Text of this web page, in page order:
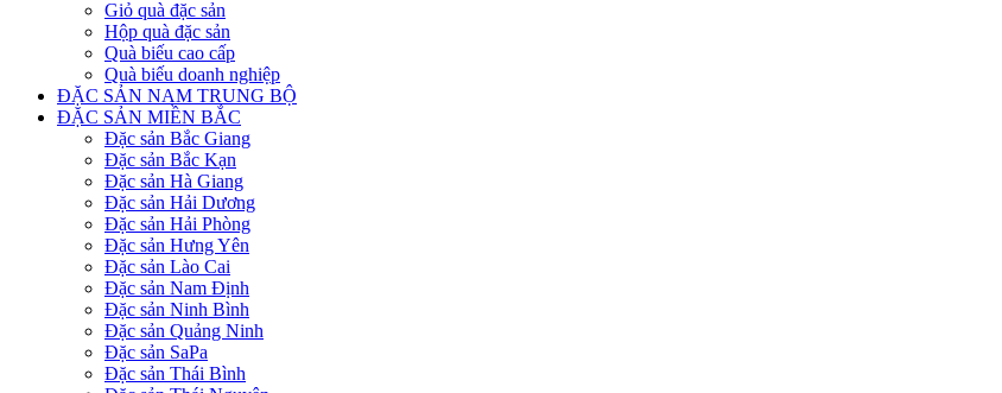
Giỏ quà đặc sản
Hộp quà đặc sản
Quà biếu cao cấp
Quà biếu doanh nghiệp
ĐẶC SẢN NAM TRUNG BỘ
ĐẶC SẢN MIỀN BẮC
Đặc sản Bắc Giang
Đặc sản Bắc Kạn
Đặc sản Hà Giang
Đặc sản Hải Dương
Đặc sản Hải Phòng
Đặc sản Hưng Yên
Đặc sản Lào Cai
Đặc sản Nam Định
Đặc sản Ninh Bình
Đặc sản Quảng Ninh
Đặc sản SaPa
Đặc sản Thái Bình